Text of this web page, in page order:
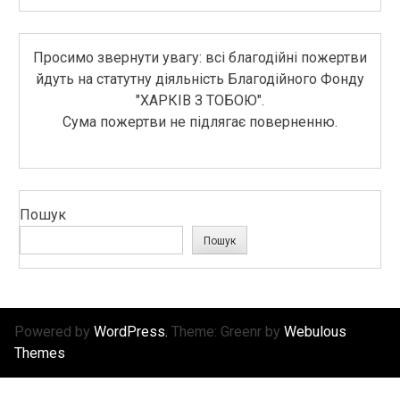
Просимо звернути увагу: всі благодійні пожертви
йдуть на статутну діяльність Благодійного Фонду
"ХАРКІВ З ТОБОЮ".
Сума пожертви не підлягає поверненню.
Пошук
Пошук
Powered by WordPress. Theme: Greenr by Webulous
Themes